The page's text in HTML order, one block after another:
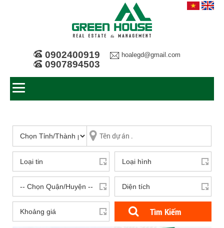
0902400919
0907894503
hoalegd@gmail.com
Tìm Kiếm